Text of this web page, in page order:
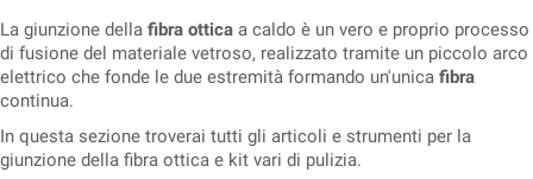
La giunzione della fibra ottica a caldo è un vero e proprio processo
di fusione del materiale vetroso, realizzato tramite un piccolo arco
elettrico che fonde le due estremità formando un'unica fibra
continua.
In questa sezione troverai tutti gli articoli e strumenti per la
giunzione della fibra ottica e kit vari di pulizia.